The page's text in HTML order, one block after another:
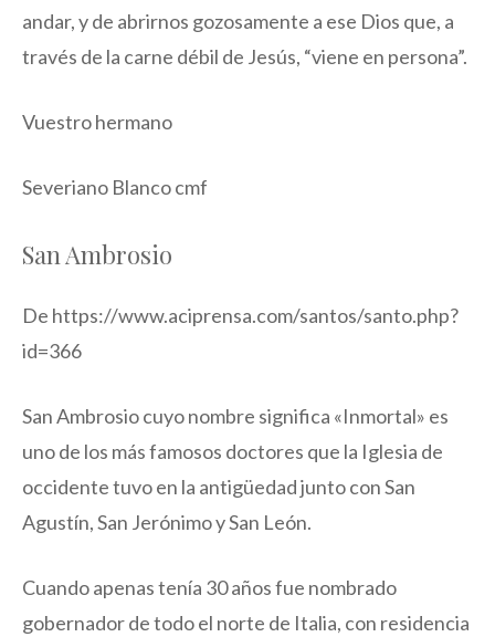
andar, y de abrirnos gozosamente a ese Dios que, a
través de la carne débil de Jesús, “viene en persona”.
Vuestro hermano
Severiano Blanco cmf
San Ambrosio
De https://www.aciprensa.com/santos/santo.php?
id=366
San Ambrosio cuyo nombre significa «Inmortal» es
uno de los más famosos doctores que la Iglesia de
occidente tuvo en la antigüedad junto con San
Agustín, San Jerónimo y San León.
Cuando apenas tenía 30 años fue nombrado
gobernador de todo el norte de Italia, con residencia